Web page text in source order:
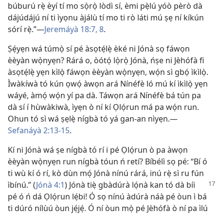
búburú rẹ̀ èyí tí mo sọ̀rọ̀ lòdì sí, èmi pẹ̀lú yóò pèrò dà
dájúdájú ní ti ìyọnu àjálù tí mo ti rò láti mú ṣẹ ní kíkún
sórí rẹ̀.”—Jeremáyà 18:7, 8.
Ṣẹ́yẹn wá túmọ̀ sí pé àsọtẹ́lẹ̀ èké ni Jónà sọ fáwọn
èèyàn wọ̀nyẹn? Rárá o, òótọ́ lọ̀rọ̀ Jónà, ńṣe ni Jèhófà fi
àsọtẹ́lẹ̀ yẹn kìlọ̀ fáwọn èèyàn wọ̀nyẹn, wọ́n sì gbọ́ ìkìlọ̀.
Ìwàkíwà tó kún ọwọ́ àwọn ará Nínéfè ló mú kí ìkìlọ̀ yẹn
wáyé, àmọ́ wọ́n yí pa dà. Táwọn ará Nínéfè bá tún pa
dà sí í hùwàkiwà, ìyẹn ò ní kí Ọlọ́run má pa wọ́n run.
Ohun tó sì wá ṣẹlẹ̀ nígbà tó yá gan-an nìyẹn.—
Sefanáyà 2:13-15.
Kí ni Jónà wá ṣe nígbà tó rí i pé Ọlọ́run ò pa àwọn
èèyàn wọ̀nyẹn run nígbà tóun ń retí? Bíbélì sọ pé: “Bí ó
ti wù kí ó rí, kò dùn mọ́ Jónà nínú rárá, inú rẹ̀ sì ru fún
ìbínú.” (Jónà 4:1) Jónà tiẹ̀ gbàdúrà lọ́nà kan tó dà bíi
pé ó ń dá Ọlọ́run lẹ́bi! Ó sọ nínú àdúrà náà pé òun ì bá
ti dúró nílùú òun jẹ́jẹ́. Ó ní òun mọ̀ pé Jèhófà ò ní pa ìlú